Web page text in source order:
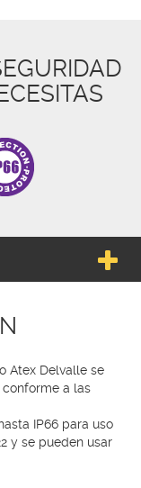
Atex Delvalle se
a las
IP66 para uso
y se pueden usar